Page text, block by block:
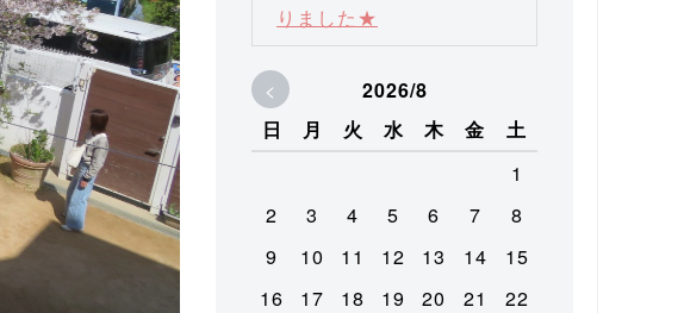
りました★
<
2026/8
日
月 火 水 木 金
土
1
2
3 4 5 6 7
8
9
10 11 12 13 14
15
16
17 18 19 20 21
22